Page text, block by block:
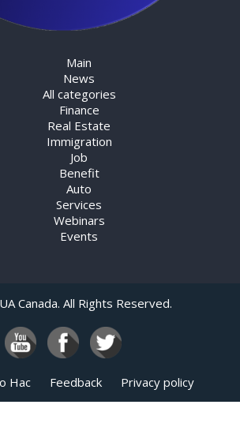
All categories
Immigration
Job
Benefit
Auto
Services
Webinars
Events
Canada. All Rights Reserved.
Нас Feedback Privacy policy